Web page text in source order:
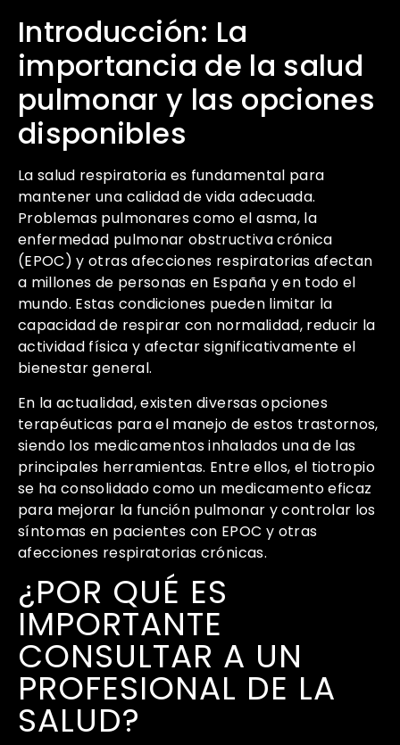
Introducción: La
importancia de la salud
pulmonar y las opciones
disponibles
La salud respiratoria es fundamental para
mantener una calidad de vida adecuada.
Problemas pulmonares como el asma, la
enfermedad pulmonar obstructiva crónica
(EPOC) y otras afecciones respiratorias afectan
a millones de personas en España y en todo el
mundo. Estas condiciones pueden limitar la
capacidad de respirar con normalidad, reducir la
actividad física y afectar significativamente el
bienestar general.
En la actualidad, existen diversas opciones
terapéuticas para el manejo de estos trastornos,
siendo los medicamentos inhalados una de las
principales herramientas. Entre ellos, el tiotropio
se ha consolidado como un medicamento eficaz
para mejorar la función pulmonar y controlar los
síntomas en pacientes con EPOC y otras
afecciones respiratorias crónicas.
¿POR QUÉ ES
IMPORTANTE
CONSULTAR A UN
PROFESIONAL DE LA
SALUD?